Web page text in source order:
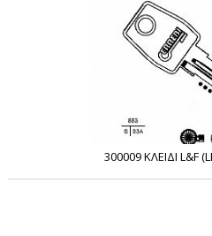
300009 ΚΛΕΙΔΙ L&F